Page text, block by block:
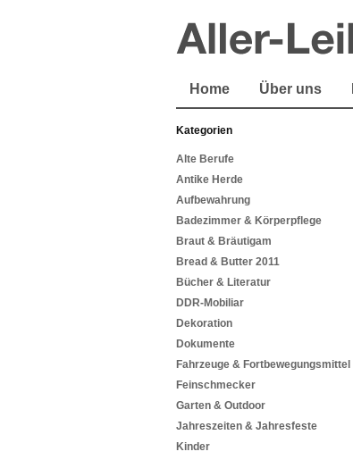
Home Über uns
Kategorien
Alte Berufe
Antike Herde
Aufbewahrung
Badezimmer & Körperpflege
Braut & Bräutigam
Bread & Butter 2011
Bücher & Literatur
DDR-Mobiliar
Dekoration
Dokumente
Fahrzeuge & Fortbewegungsmittel
Feinschmecker
Garten & Outdoor
Jahreszeiten & Jahresfeste
Kinder